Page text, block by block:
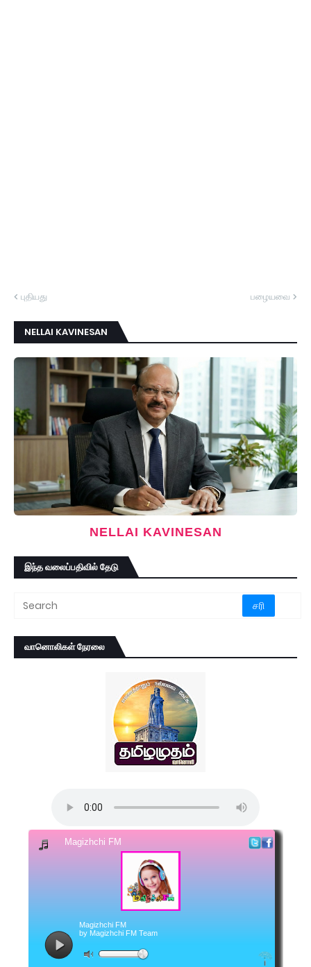
புதியது பழையவை
NELLAI KAVINESAN
NELLAI KAVINESAN
இந்த வலைப்பதிவில் தேடு
வானொலிகள் நேரலை